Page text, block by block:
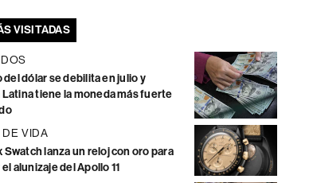
VISITADAS
del dólar se debilita en julio y
tiene la moneda más fuerte
VIDA
Swatch lanza un reloj con oro para
alunizaje del Apollo 11